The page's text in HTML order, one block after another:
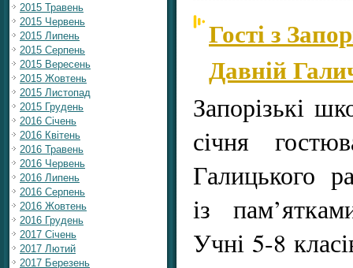
2015 Травень
2015 Червень
2015 Липень
2015 Серпень
2015 Вересень
2015 Жовтень
2015 Листопад
2015 Грудень
2016 Січень
2016 Квітень
2016 Травень
2016 Червень
2016 Липень
2016 Серпень
2016 Жовтень
2016 Грудень
2017 Січень
2017 Лютий
2017 Березень
Гості з
Давній
Запорізькі
січня
Галицького
із
Учні 5-8